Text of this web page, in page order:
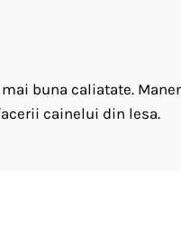
buna caliatate.
cainelui din lesa.